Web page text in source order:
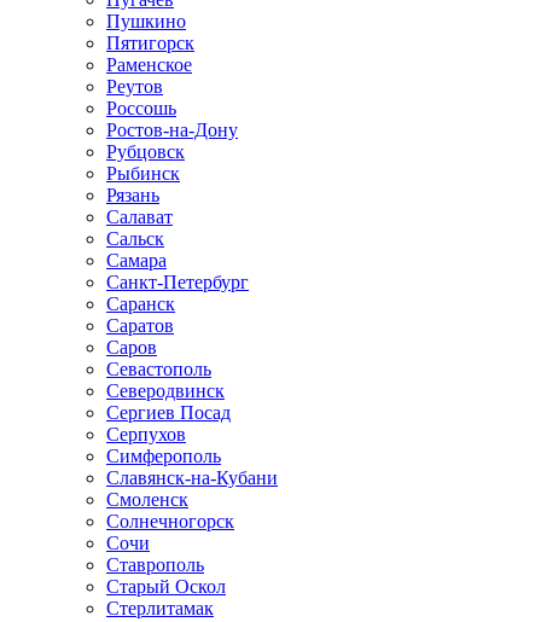
Пушкино
Пятигорск
Раменское
Реутов
Россошь
Ростов-на-Дону
Рубцовск
Рыбинск
Рязань
Салават
Сальск
Самара
Санкт-Петербург
Саранск
Саратов
Саров
Севастополь
Северодвинск
Сергиев Посад
Серпухов
Симферополь
Славянск-на-Кубани
Смоленск
Солнечногорск
Сочи
Ставрополь
Старый Оскол
Стерлитамак